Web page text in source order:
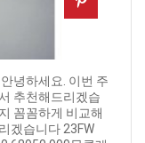
녕하세요. 이번 주
추천해드리겠습
꼼꼼하게 비교해
겠습니다 23FW